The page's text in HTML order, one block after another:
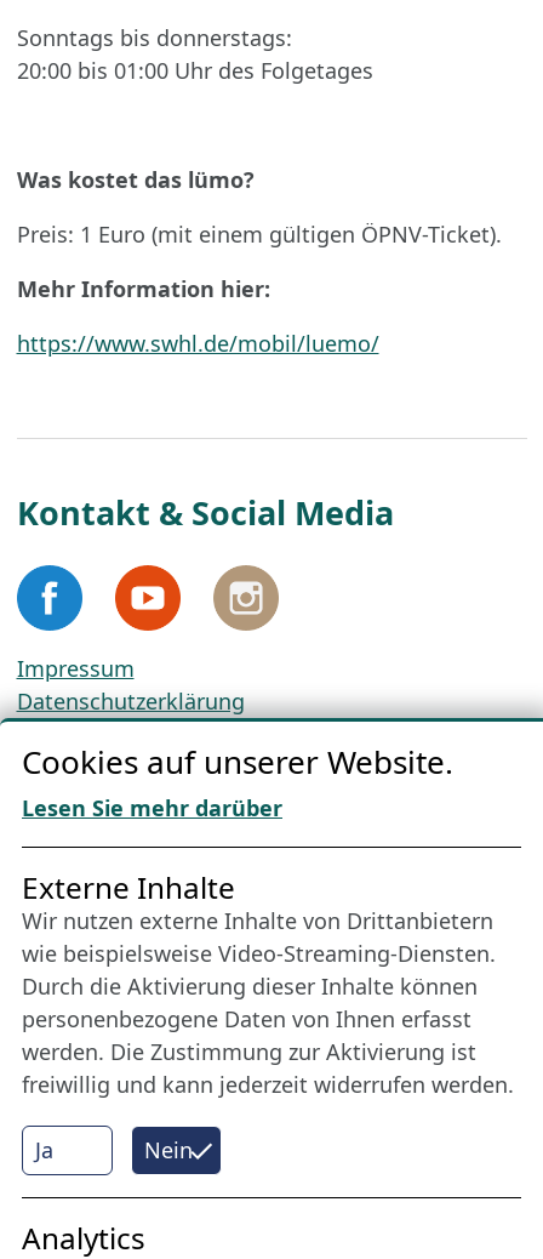
Sonntags bis donnerstags:
20:00 bis 01:00 Uhr des Folgetages
Was kostet das lümo?
Preis: 1 Euro (mit einem gültigen ÖPNV-Ticket).
Mehr Information hier:
https://www.swhl.de/mobil/luemo/
Kontakt & Social Media
Impressum
Datenschutzerklärung
AGBs
Download „Nordic Tango“
Freundes­kreis
Bleiben Sie uns das ganze Jahr über verbunden:
Werden Sie Freund der Nordischen Filmtage
Lübeck.
Mehr erfahren
Internet Partner
Cookies auf unserer Website.
Lesen Sie mehr darüber
Ja Nein
Externe Inhalte
Wir nutzen externe Inhalte von Drittanbietern
wie beispielsweise Video-Streaming-Diensten.
Durch die Aktivierung dieser Inhalte können
personenbezogene Daten von Ihnen erfasst
werden. Die Zustimmung zur Aktivierung ist
freiwillig und kann jederzeit widerrufen werden.
Analytics